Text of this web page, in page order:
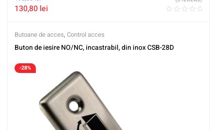
130,80 lei
Butoane de acces, Control acces
Buton de iesire NO/NC, incastrabil, din inox CSB-28D
-28%